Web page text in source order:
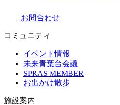
お問合わせ
コミュニティ
イベント情報
未来青葉台会議
SPRAS MEMBER
お出かけ散歩
施設案内